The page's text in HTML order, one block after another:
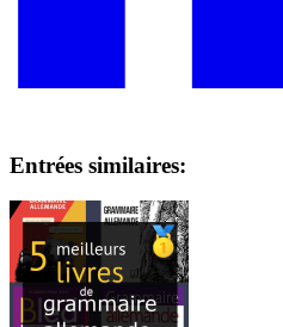
Entrées similaires: